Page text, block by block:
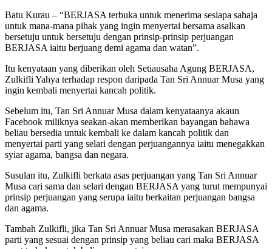
Batu Kurau – “BERJASA terbuka untuk menerima sesiapa sahaja
untuk mana-mana pihak yang ingin menyertai bersama asalkan
bersetuju untuk bersetuju dengan prinsip-prinsip perjuangan
BERJASA iaitu berjuang demi agama dan watan”.
Itu kenyataan yang diberikan oleh Setiausaha Agung BERJASA,
Zulkifli Yahya terhadap respon daripada Tan Sri Annuar Musa yang
ingin kembali menyertai kancah politik.
Sebelum itu, Tan Sri Annuar Musa dalam kenyataanya akaun
Facebook miliknya seakan-akan memberikan bayangan bahawa
beliau bersedia untuk kembali ke dalam kancah politik dan
menyertai parti yang selari dengan perjuangannya iaitu menegakkan
syiar agama, bangsa dan negara.
Susulan itu, Zulkifli berkata asas perjuangan yang Tan Sri Annuar
Musa cari sama dan selari dengan BERJASA yang turut mempunyai
prinsip perjuangan yang serupa iaitu berkaitan perjuangan bangsa
dan agama.
Tambah Zulkifli, jika Tan Sri Annuar Musa merasakan BERJASA
parti yang sesuai dengan prinsip yang beliau cari maka BERJASA